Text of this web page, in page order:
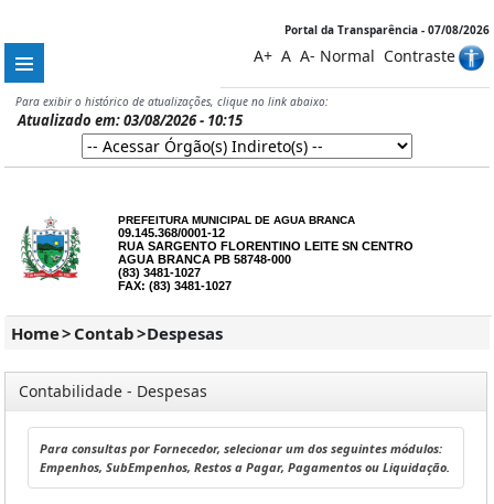
Portal da Transparência - 07/08/2026
A+ A A- Normal Contraste
Para exibir o histórico de atualizações, clique no link abaixo:
Atualizado em: 03/08/2026 - 10:15
PREFEITURA MUNICIPAL DE AGUA BRANCA
09.145.368/0001-12
RUA SARGENTO FLORENTINO LEITE SN CENTRO
AGUA BRANCA PB 58748-000
(83) 3481-1027
FAX: (83) 3481-1027
Home> Contab>Despesas
Contabilidade - Despesas
Para consultas por Fornecedor, selecionar um dos seguintes módulos:
Empenhos, SubEmpenhos, Restos a Pagar, Pagamentos ou Liquidação.